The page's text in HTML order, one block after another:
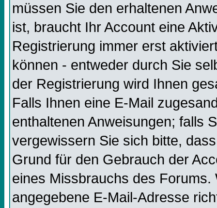
müssen Sie den erhaltenen
ist, braucht Ihr Account eine
Registrierung immer erst
können - entweder durch Sie
der Registrierung wird Ihnen
Falls Ihnen eine E-Mail
enthaltenen Anweisungen; falls
vergewissern Sie sich bitte,
Grund für den Gebrauch der
eines Missbrauchs des
angegebene E-Mail-Adresse